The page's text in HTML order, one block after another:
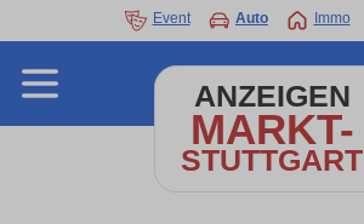
Event Auto Immo
ANZEIGEN
MARKT-
STUTTGART